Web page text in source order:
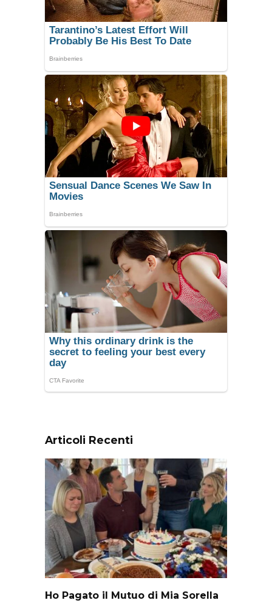
Articoli Recenti
Ho Pagato il Mutuo di Mia Sorella